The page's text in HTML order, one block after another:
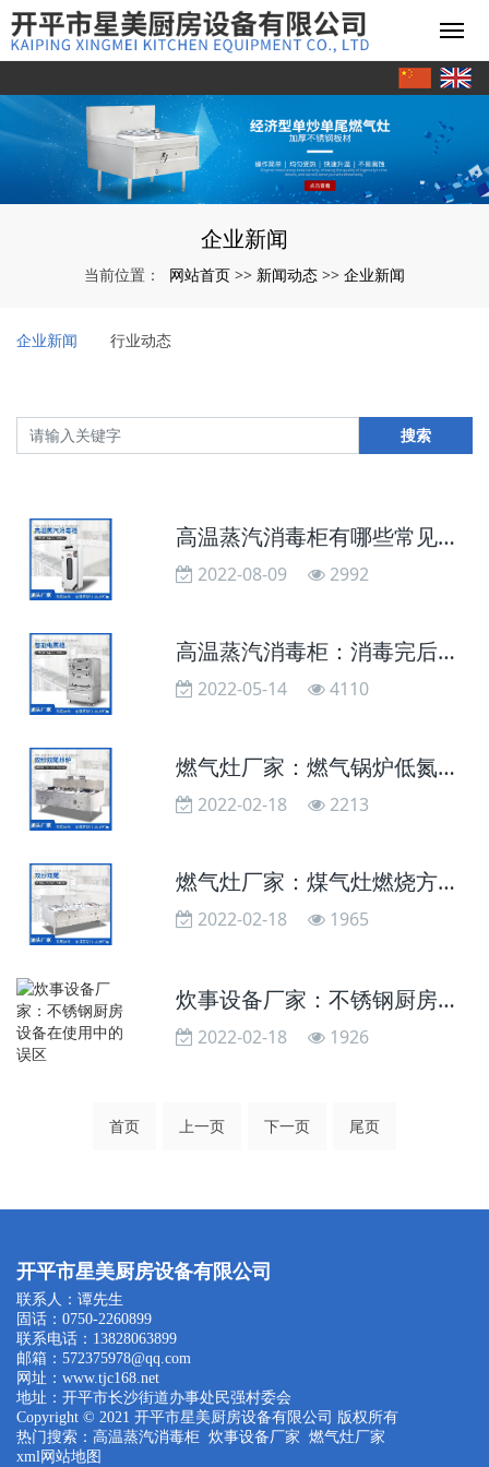
企业新闻
当前位置： 网站首页 >> 新闻动态 >> 企业新闻
企业新闻 行业动态
搜索
高温蒸汽消毒柜有哪些常见用途？
2022-08-09 2992
高温蒸汽消毒柜：消毒完后碗发黄是什么原因
2022-05-14 4110
燃气灶厂家：燃气锅炉低氮改造有什么意义
2022-02-18 2213
燃气灶厂家：煤气灶燃烧方式哪种好
2022-02-18 1965
炊事设备厂家：不锈钢厨房设备在使用中的误区
2022-02-18 1926
首页 上一页 下一页 尾页
开平市星美厨房设备有限公司
联系人：谭先生
固话：0750-2260899
联系电话：13828063899
邮箱：572375978@qq.com
网址： www.tjc168.net
地址：开平市长沙街道办事处民强村委会
Copyright © 2021 开平市星美厨房设备有限公司 版权所有
热门搜索： 高温蒸汽消毒柜 炊事设备厂家 燃气灶厂家
xml网站地图